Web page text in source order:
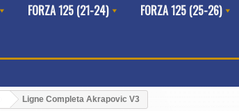
FORZA 125 (21-24) FORZA 125 (25-26)
Ligne Completa Akrapovic V3